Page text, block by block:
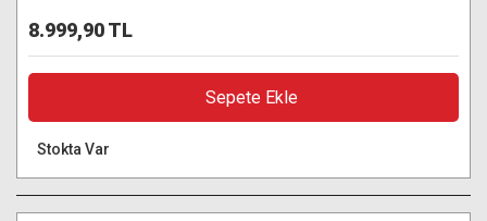
8.999,90 TL
Sepete Ekle
Stokta Var